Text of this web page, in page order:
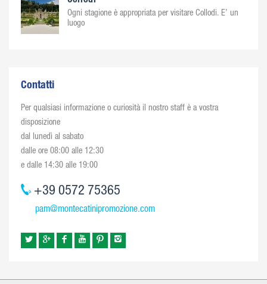
Ogni stagione è appropriata per visitare Collodi. E’ un
luogo
Contatti
Per qualsiasi informazione o curiosità il nostro staff è a vostra
disposizione
dal lunedì al sabato
dalle ore 08:00 alle 12:30
e dalle 14:30 alle 19:00
+39 0572 75365
pam@montecatinipromozione.com